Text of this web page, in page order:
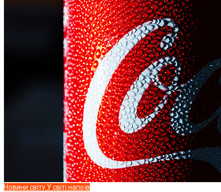
Новини світу У світі напоїв